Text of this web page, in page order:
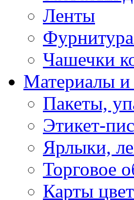
Ленты
Чашечки
Материалы и
Пакеты,
Этикет-
Ярлыки,
Торговое
Карты